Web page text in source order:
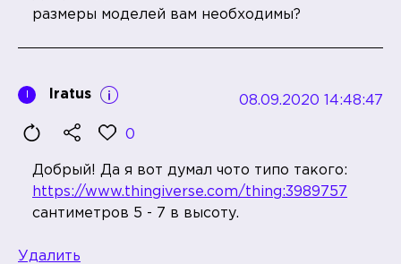
размеры моделей вам необходимы?
Iratus 08.09.2020 14:48:47
0
Добрый! Да я вот думал чото типо такого:
https://www.thingiverse.com/thing:3989757
сантиметров 5 - 7 в высоту.
Удалить